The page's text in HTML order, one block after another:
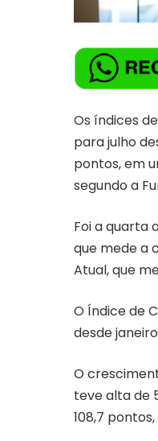
Os índices
para julho
pontos, em
segundo a
Foi a quarta
que mede a
Atual, que
O Índice de
desde
O
teve alta de
108,7